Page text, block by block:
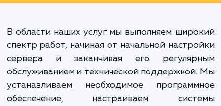
данных. Поэтому
профессионалам за
настройке сервера не
роскошью, а необходимостью.